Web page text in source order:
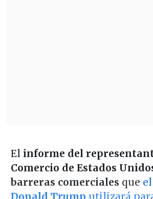
El informe del
Comercio de Estados
barreras comerciales que el
Donald Trump utilizará